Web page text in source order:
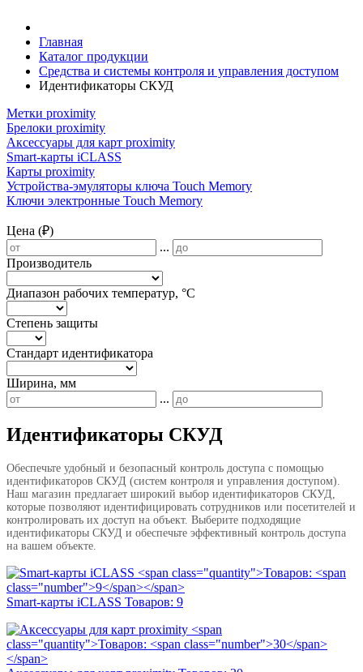
Главная
Каталог продукции
Средства и системы контроля и управления доступом
Идентификаторы СКУД
Метки proximity
Брелоки proximity
Аксессуары для карт proximitу
Smart-карты iCLASS
Карты proximity
Устройства-эмуляторы ключа Touch Memory
Ключи электронные Touch Memory
Цена (₽)
...
Производитель
Диапазон рабочих температур, °С
Степень защиты
Стандарт идентификатора
Ширина, мм
...
Идентификаторы СКУД
Обеспечьте удобный и безопасный контроль доступа с помощью
идентификаторов СКУД (систем контроля и управления доступом).
Наш магазин предлагает широкий выбор идентификаторов СКУД,
которые позволяют идентифицировать сотрудников или посетителей и
контролировать их доступ на объект. Выберите подходящие
идентификаторы СКУД и обеспечьте эффективный контроль доступа
на вашем объекте.
Smart-карты iCLASS Товаров: 9